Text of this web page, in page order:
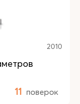
2010
11 поверок